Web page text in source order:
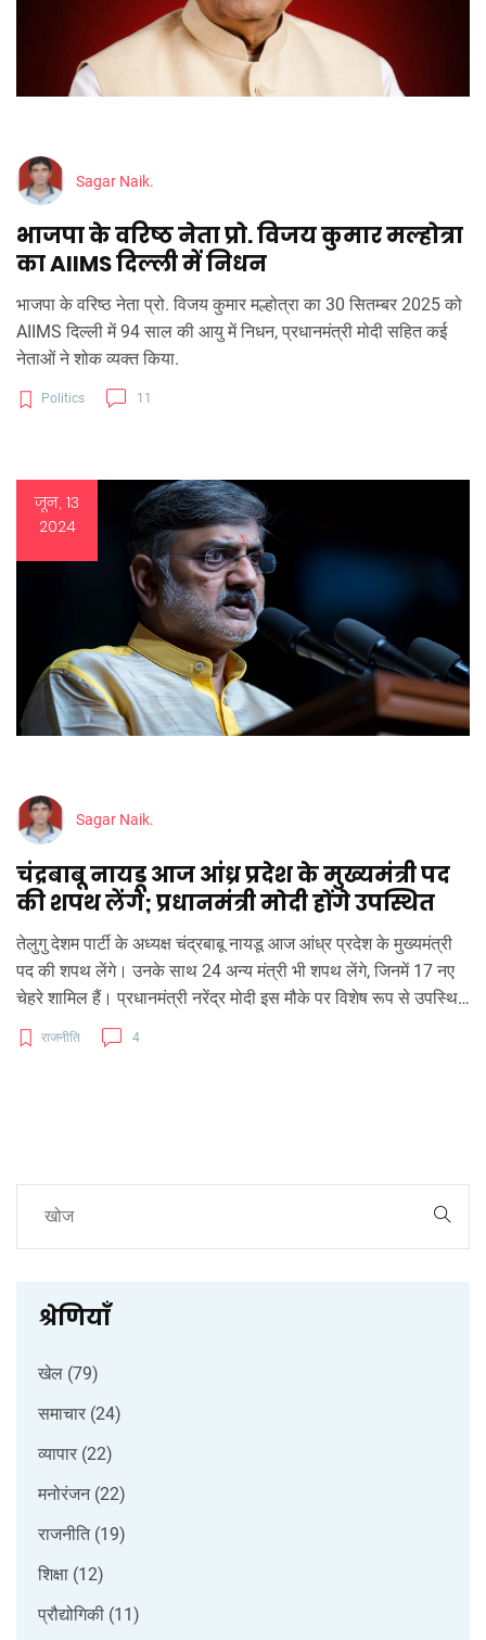
Sagar Naik.
भाजपा के वरिष्ठ नेता प्रो. विजय कुमार मल्होत्रा
का AIIMS दिल्ली में निधन
भाजपा के वरिष्ठ नेता प्रो. विजय कुमार मल्होत्रा का 30 सितम्बर 2025 को
AIIMS दिल्ली में 94 साल की आयु में निधन, प्रधानमंत्री मोदी सहित कई
नेताओं ने शोक व्यक्त किया.
Politics 11
जून, 13
2024
Sagar Naik.
चंद्रबाबू नायडू आज आंध्र प्रदेश के मुख्यमंत्री पद
की शपथ लेंगे; प्रधानमंत्री मोदी होंगे उपस्थित
तेलुगु देशम पार्टी के अध्यक्ष चंद्रबाबू नायडू आज आंध्र प्रदेश के मुख्यमंत्री
पद की शपथ लेंगे। उनके साथ 24 अन्य मंत्री भी शपथ लेंगे, जिनमें 17 नए
चेहरे शामिल हैं। प्रधानमंत्री नरेंद्र मोदी इस मौके पर विशेष रूप से उपस्थित
रहेंगे। शपथ ग्रहण समारोह विजयवाड़ा के केसरपल्ली आईटी पार्क में होगा
और राज्य भर में एलईडी स्क्रीन पर इसका लाइव प्रसारण किया जाएगा।
राजनीति 4
श्रेणियाँ
खेल (79)
समाचार (24)
व्यापार (22)
मनोरंजन (22)
राजनीति (19)
शिक्षा (12)
प्रौद्योगिकी (11)